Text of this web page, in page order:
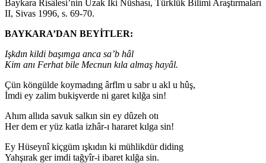
Baykara Risâlesi’nin Uzak İki Nüshası, Türklük Bilimi Araştırmaları
II, Sivas 1996, s. 69-70.
BAYKARA’DAN BEYİTLER:
Işkdın kildi başımga anca sa’b hâl
Kim anı Ferhat bile Mecnun kıla almaş hayâl.
Çün köngülde koymadıng ârflm u sabr u akl u hûş,
İmdi ey zalim bukişverde ni garet kılğa sin!
Ahım allıda savuk salkın sin ey dûzeh otı
Her dem er yüz katla izhâr-ı hararet kılga sin!
Ey Hüseynî kiçgüm ışkıdın ki mühlikdür diding
Yahşırak ger imdi tağyîr-i ibaret kılğa sin.